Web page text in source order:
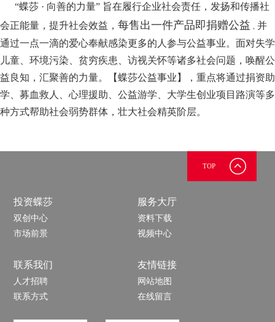
“蝶莎 · 向善的力量” 旨在履行企业社会责任，发扬和传播社
会正能量，提升社会效益， 每售出一件产品即捐赠公益 ， 并
通过一点一滴的爱心奉献感染更多的人参与公益事业。面对失学
儿童、环境污染、贫穷疾患、访视关怀等诸多社会问题，唤醒公
益良知，汇聚善的力量。【蝶莎公益事业 】
，重点将通过捐资助
学、募血救人、心理援助、公益游学、大学生创业项目路演等多
种方式帮助社会弱势群体，壮大社会精英阶层。
TOP
投资蝶莎
双创中心
市场前景
服务大厅
资料下载
视频中心
联系我们
人才招聘
联系方式
友情链接
网站地图
在线留言